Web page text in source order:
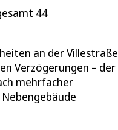
44
an der Villestraße
Verzögerungen – der
mehrfacher